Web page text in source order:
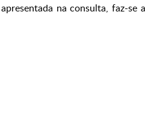
na consulta, faz-se